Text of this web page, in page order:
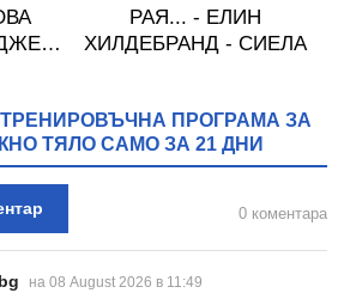
РАЯ... - ЕЛИН
ХИЛДЕБРАНД - СИЕЛА
ПРОГРАМА ЗА
ТЯЛО САМО ЗА 21 ДНИ
0 коментара
на 08 August 2026 в 11:49